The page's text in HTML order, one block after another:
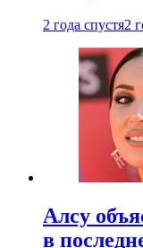
2 года спустя2
Алсу
в